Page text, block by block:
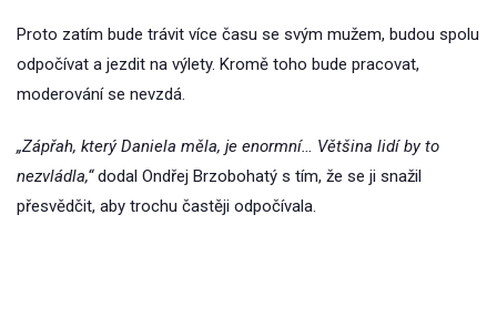
Proto zatím bude trávit více času se svým mužem, budou spolu
odpočívat a jezdit na výlety. Kromě toho bude pracovat,
moderování se nevzdá.
„Zápřah, který Daniela měla, je enormní… Většina lidí by to
nezvládla,“dodal Ondřej Brzobohatý s tím, že se ji snažil
přesvědčit, aby trochu častěji odpočívala.